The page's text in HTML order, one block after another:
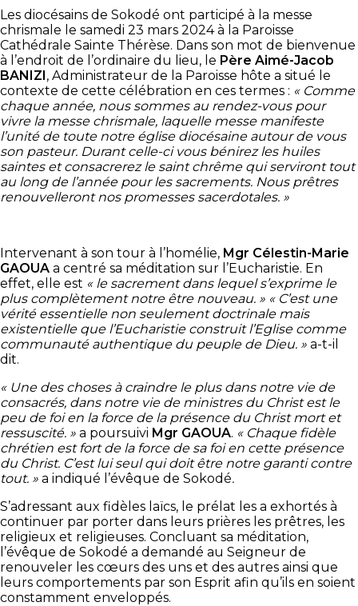
Les diocésains de Sokodé ont participé à la messe
chrismale le samedi 23 mars 2024 à la Paroisse
Cathédrale Sainte Thérèse. Dans son mot de bienvenue
à l’endroit de l’ordinaire du lieu, le Père Aimé-Jacob
BANIZI, Administrateur de la Paroisse hôte a situé le
contexte de cette célébration en ces termes : « Comme
chaque année, nous sommes au rendez-vous pour
vivre la messe chrismale, laquelle messe manifeste
l’unité de toute notre église diocésaine autour de vous
son pasteur. Durant celle-ci vous bénirez les huiles
saintes et consacrerez le saint chrême qui serviront tout
au long de l’année pour les sacrements. Nous prêtres
renouvelleront nos promesses sacerdotales. »
Intervenant à son tour à l’homélie, Mgr Célestin-Marie
GAOUA a centré sa méditation sur l’Eucharistie. En
effet, elle est « le sacrement dans lequel s’exprime le
plus complètement notre être nouveau. » « C’est une
vérité essentielle non seulement doctrinale mais
existentielle que l’Eucharistie construit l’Eglise comme
communauté authentique du peuple de Dieu. » a-t-il
dit.
« Une des choses à craindre le plus dans notre vie de
consacrés, dans notre vie de ministres du Christ est le
peu de foi en la force de la présence du Christ mort et
ressuscité. » a poursuivi Mgr GAOUA. « Chaque fidèle
chrétien est fort de la force de sa foi en cette présence
du Christ. C’est lui seul qui doit être notre garanti contre
tout. » a indiqué l’évêque de Sokodé.
S’adressant aux fidèles laïcs, le prélat les a exhortés à
continuer par porter dans leurs prières les prêtres, les
religieux et religieuses. Concluant sa méditation,
l’évêque de Sokodé a demandé au Seigneur de
renouveler les cœurs des uns et des autres ainsi que
leurs comportements par son Esprit afin qu’ils en soient
constamment enveloppés.